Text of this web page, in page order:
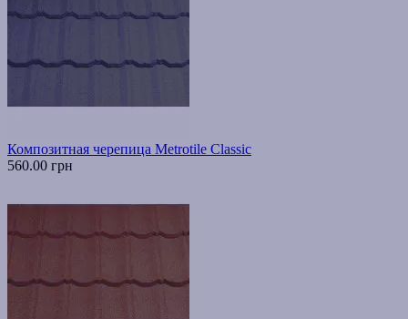
Композитная черепица Metrotile Classic
560.00 грн